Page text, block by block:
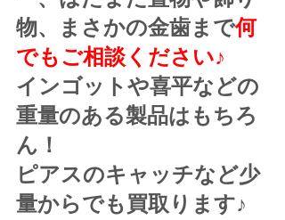
物、まさかの金歯まで何
でもご相談ください♪
インゴットや喜平などの
重量のある製品はもちろ
ん！
ピアスのキャッチなど少
量からでも買取ります♪